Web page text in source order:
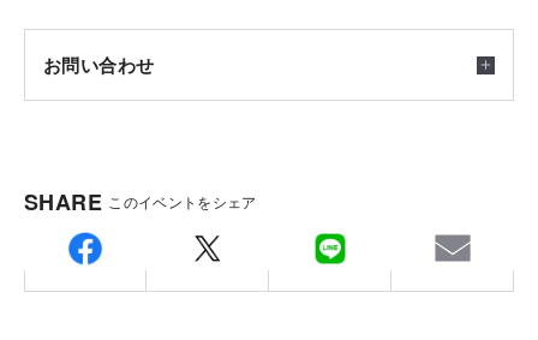
《完全予約制》
是非、事前来場予約をご利用下さいませ。
会場
集合場所
お問い合わせ
〒2520344
神奈川県相模原市南区古淵6-3-9(相模原・古淵ハウジ
ングステージ内)
SHARE このイベントをシェア